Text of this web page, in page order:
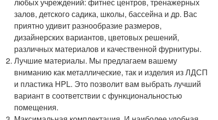
залов, детского садика, школы, бассейна и др. Вас
приятно удивит разнообразие размеров,
дизайнерских вариантов, цветовых решений,
различных материалов и качественной фурнитуры.
Лучшие материалы. Мы предлагаем вашему
вниманию как металлические, так и изделия из ЛДСП
и пластика HPL. Это позволит вам выбрать лучший
вариант в соответствии с функциональностью
помещения.